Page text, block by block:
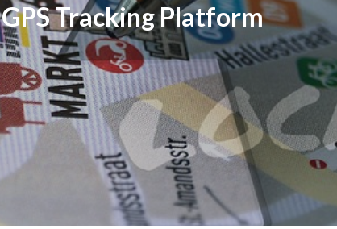
GPS Tracking Platform